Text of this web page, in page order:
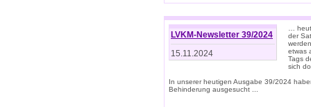
LVKM-Newsletter 39/2024
15.11.2024
…
der
etwas
Tags
sich
In unserer heutigen Ausgabe 39/2024
Behinderung ausgesucht ...